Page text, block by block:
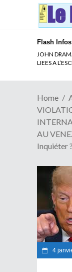
Flash Infos
JOHN
LIEES A
ELECTION
Quand
Home
AU
Inquiéter ?
4